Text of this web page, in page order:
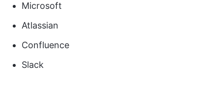
Microsoft
Atlassian
Confluence
Slack